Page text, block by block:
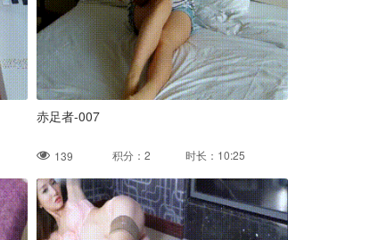
赤足者-007
139 积分：2 时长：10:25